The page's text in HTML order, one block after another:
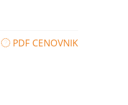
PDF CENOVNIK